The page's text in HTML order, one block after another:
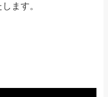
ます。